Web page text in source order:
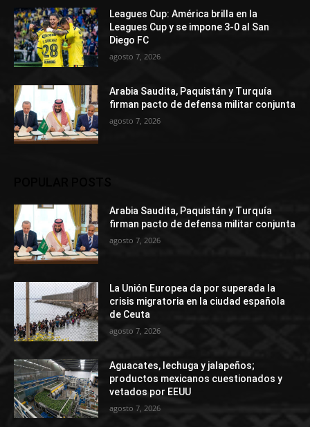
Leagues Cup: América brilla en la
Leagues Cup y se impone 3-0 al San
Diego FC
agosto 7, 2026
Arabia Saudita, Paquistán y Turquía
firman pacto de defensa militar conjunta
agosto 7, 2026
Arabia Saudita, Paquistán y Turquía
firman pacto de defensa militar conjunta
agosto 7, 2026
La Unión Europea da por superada la
crisis migratoria en la ciudad española
de Ceuta
agosto 7, 2026
Aguacates, lechuga y jalapeños;
productos mexicanos cuestionados y
vetados por EEUU
agosto 7, 2026